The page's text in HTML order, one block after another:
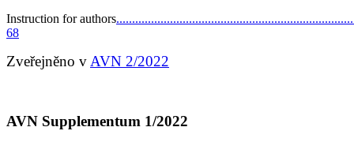
Instruction for authors
68
Zveřejněno vAVN 2/2022
AVN Supplementum 1/2022